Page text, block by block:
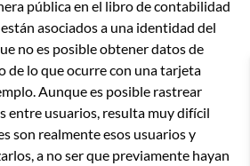
pública en el libro de contabilidad
están asociados a una identidad del
no es posible obtener datos de
de lo que ocurre con una tarjeta
Aunque es posible rastrear
entre usuarios, resulta muy difícil
son realmente esos usuarios y
a no ser que previamente hayan